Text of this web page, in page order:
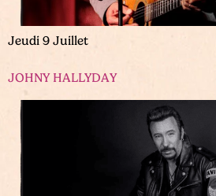
Jeudi 9 Juillet
JOHNY HALLYDAY